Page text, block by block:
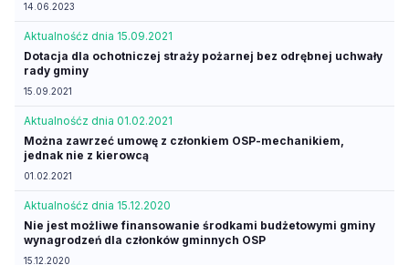
14.06.2023
Aktualnośćz dnia 15.09.2021
Dotacja dla ochotniczej straży pożarnej bez odrębnej uchwały
rady gminy
15.09.2021
Aktualnośćz dnia 01.02.2021
Można zawrzeć umowę z członkiem OSP-mechanikiem,
jednak nie z kierowcą
01.02.2021
Aktualnośćz dnia 15.12.2020
Nie jest możliwe finansowanie środkami budżetowymi gminy
wynagrodzeń dla członków gminnych OSP
15.12.2020